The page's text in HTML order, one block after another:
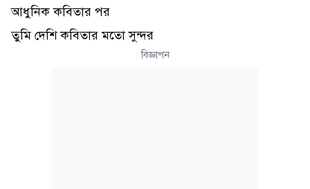
আধুনিক কবিতার পর
তুমি দেশি কবিতার মতো সুন্দর
বিজ্ঞাপন